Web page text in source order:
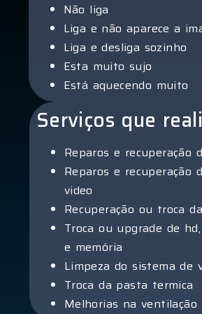
Não liga
Liga e não aparece a
Liga e desliga sozinho
Esta muito sujo
Está aquecendo muito
Serviços que
Reparos e recuperação
Reparos e recuperação
video
Recuperação ou troca
Troca ou upgrade de
e memória
Limpeza do sistema de
Troca da pasta termica
Melhorias na ventilação